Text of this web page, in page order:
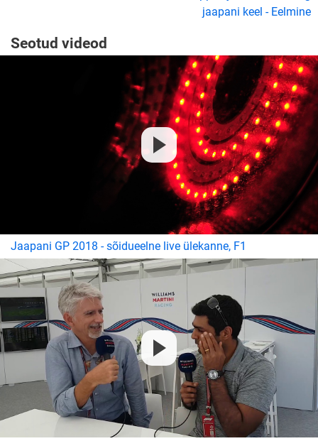
jaapani keel - Eelmine
Seotud videod
Jaapani GP 2018 - sõidueelne live ülekanne, F1